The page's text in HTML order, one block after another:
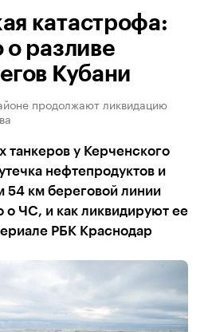
катастрофа:
о разливе
Кубани
продолжают ликвидацию
танкеров у Керченского
нефтепродуктов и
54 км береговой линии
о ЧС, и как ликвидируют ее
РБК Краснодар